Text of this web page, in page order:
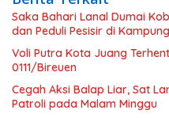
Saka Bahari Lanal Dumai
dan Peduli Pesisir di
Voli Putra Kota Juang
0111/Bireuen
Cegah Aksi Balap Liar, Sat
Patroli pada Malam Minggu